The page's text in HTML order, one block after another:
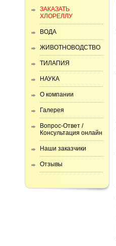
ЗАКАЗАТЬ
ХЛОРЕЛЛУ
ВОДА
ЖИВОТНОВОДСТВО
ТИЛАПИЯ
НАУКА
О компании
Галерея
Вопрос-Ответ /
Консультация онлайн
Наши заказчики
Отзывы